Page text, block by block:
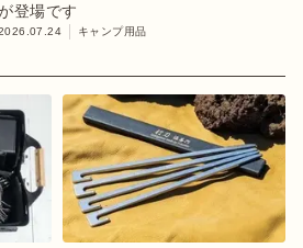
登場です
キャンプ用品